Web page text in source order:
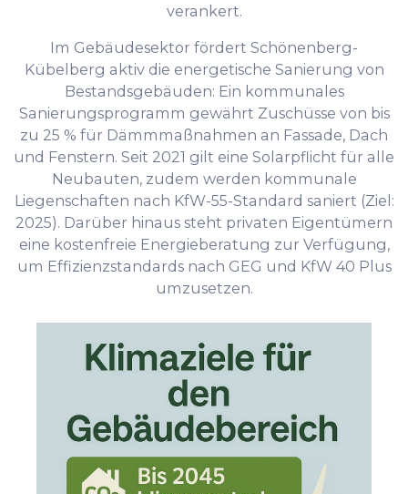
verankert.
Im Gebäudesektor fördert Schönenberg-
Kübelberg aktiv die energetische Sanierung von
Bestandsgebäuden: Ein kommunales
Sanierungsprogramm gewährt Zuschüsse von bis
zu 25 % für Dämmmaßnahmen an Fassade, Dach
und Fenstern. Seit 2021 gilt eine Solarpflicht für alle
Neubauten, zudem werden kommunale
Liegenschaften nach KfW-55-Standard saniert (Ziel:
2025). Darüber hinaus steht privaten Eigentümern
eine kostenfreie Energieberatung zur Verfügung,
um Effizienzstandards nach GEG und KfW 40 Plus
umzusetzen.